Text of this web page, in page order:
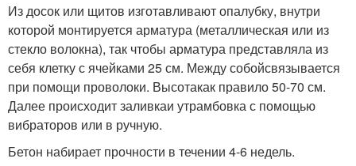
Из досок или щитов изготавливают опалубку, внутри
которой монтируется арматура (металлическая или из
стекло волокна), так чтобы арматура представляла из
себя клетку с ячейками 25 см. Между собойсвязывается
при помощи проволоки. Высотакак правило 50-70 см.
Далее происходит заливкаи утрамбовка с помощью
вибраторов или в ручную.
Бетон набирает прочности в течении 4-6 недель.